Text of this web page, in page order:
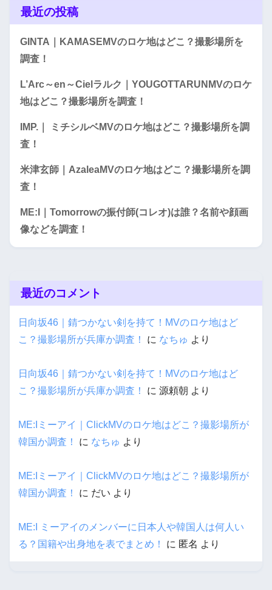
最近の投稿
GINTA｜KAMASEMVのロケ地はどこ？撮影場所を
調査！
L’Arc～en～Cielラルク｜YOUGOTTARUNMVのロケ
地はどこ？撮影場所を調査！
IMP.｜ ミチシルベMVのロケ地はどこ？撮影場所を調
査！
米津玄師｜AzaleaMVのロケ地はどこ？撮影場所を調
査！
ME:I｜Tomorrowの振付師(コレオ)は誰？名前や顔画
像などを調査！
最近のコメント
日向坂46｜錆つかない剣を持て！MVのロケ地はど
こ？撮影場所が兵庫か調査！
に なちゅ より
日向坂46｜錆つかない剣を持て！MVのロケ地はど
こ？撮影場所が兵庫か調査！
に 源頼朝 より
ME:Iミーアイ｜ClickMVのロケ地はどこ？撮影場所が
韓国か調査！
に なちゅ より
ME:Iミーアイ｜ClickMVのロケ地はどこ？撮影場所が
韓国か調査！
に だい より
ME:I ミーアイのメンバーに日本人や韓国人は何人い
る？国籍や出身地を表でまとめ！
に 匿名 より